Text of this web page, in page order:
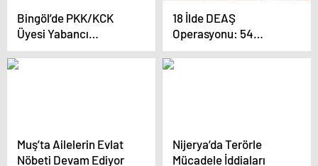
Bingöl’de PKK/KCK
Üyesi Yabancı
Tutuklandı
18 İlde DEAŞ
Operasyonu: 54
Şüpheli Yakalandı
Muş’ta Ailelerin Evlat
Nöbeti Devam Ediyor
Nijerya’da Terörle
Mücadele İddiaları